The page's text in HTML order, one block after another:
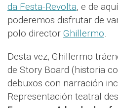
da Festa-Revolta, e de
poderemos disfrutar de
polo director Ghillermo.
Desta vez, Ghillermo
de Story Board (historia
debuxos con narración
Representación teatral